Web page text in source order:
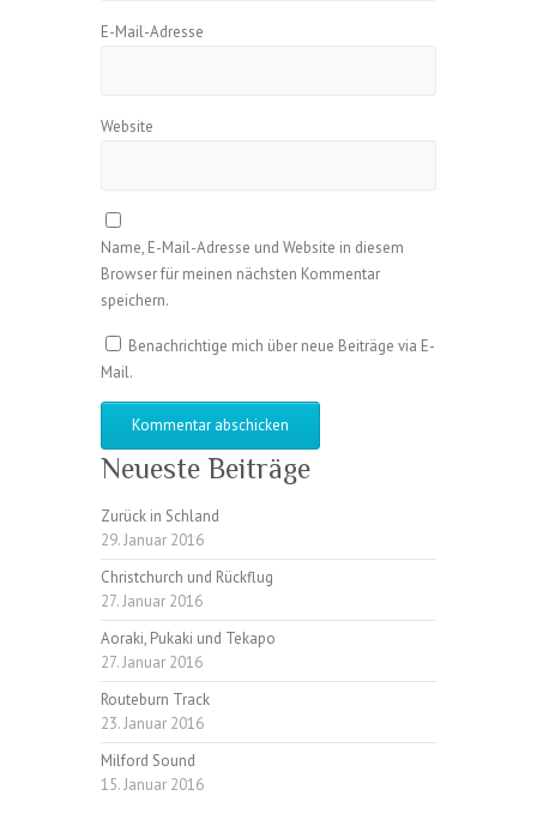
E-Mail-Adresse
Website
Name, E-Mail-Adresse und Website in diesem
Browser für meinen nächsten Kommentar
speichern.
Benachrichtige mich über neue Beiträge via E-
Mail.
Neueste Beiträge
Zurück in Schland
29. Januar 2016
Christchurch und Rückflug
27. Januar 2016
Aoraki, Pukaki und Tekapo
27. Januar 2016
Routeburn Track
23. Januar 2016
Milford Sound
15. Januar 2016